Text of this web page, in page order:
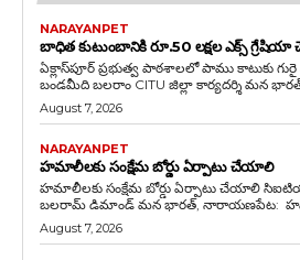
NARAYANPET
బాధిత కుటుంబానికి రూ.50 లక్షల ఎక్స్ గ్రేషియా
ఏక్లాస్‌పూర్ ప్రభుత్వ పాఠశాలలో పాము కాటుకు
బండమీది బలరాం CITU జిల్లా కార్యదర్శి
August 7, 2026
NARAYANPET
హమాలీలకు సంక్షేమ బోర్డు ఏర్పాటు చేయాలి
హమాలీలకు సంక్షేమ బోర్డు ఏర్పాటు చేయాలి సిఐటియు జిల్లా కార్యదర్శి బండమీది
బలరామ్ డిమాండ్ మన భారత్,
August 7, 2026